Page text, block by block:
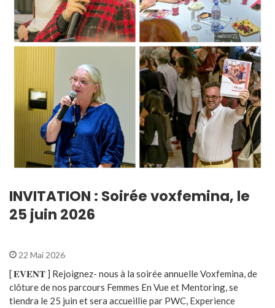
INVITATION : Soirée voxfemina, le
25 juin 2026
22 Mai 2026
[ 𝐄𝐕𝐄𝐍𝐓 ] Rejoignez- nous à la soirée annuelle Voxfemina, de
clôture de nos parcours Femmes En Vue et Mentoring, se
tiendra le 25 juin et sera accueillie par PWC, Experience